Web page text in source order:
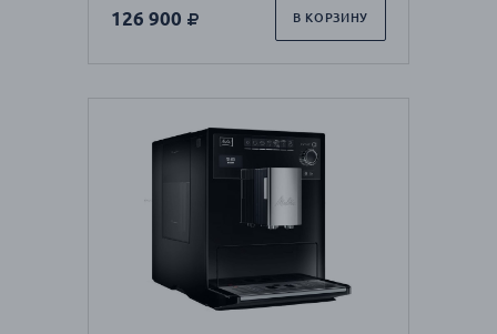
126 900 В КОРЗИНУ